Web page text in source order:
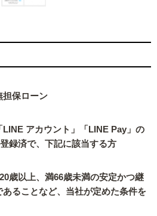
担保ローン
LINE アカウント」「LINE Pay」の
録済で、下記に該当する方
歳以上、満66歳未満の安定かつ継
ることなど、当社が定めた条件を